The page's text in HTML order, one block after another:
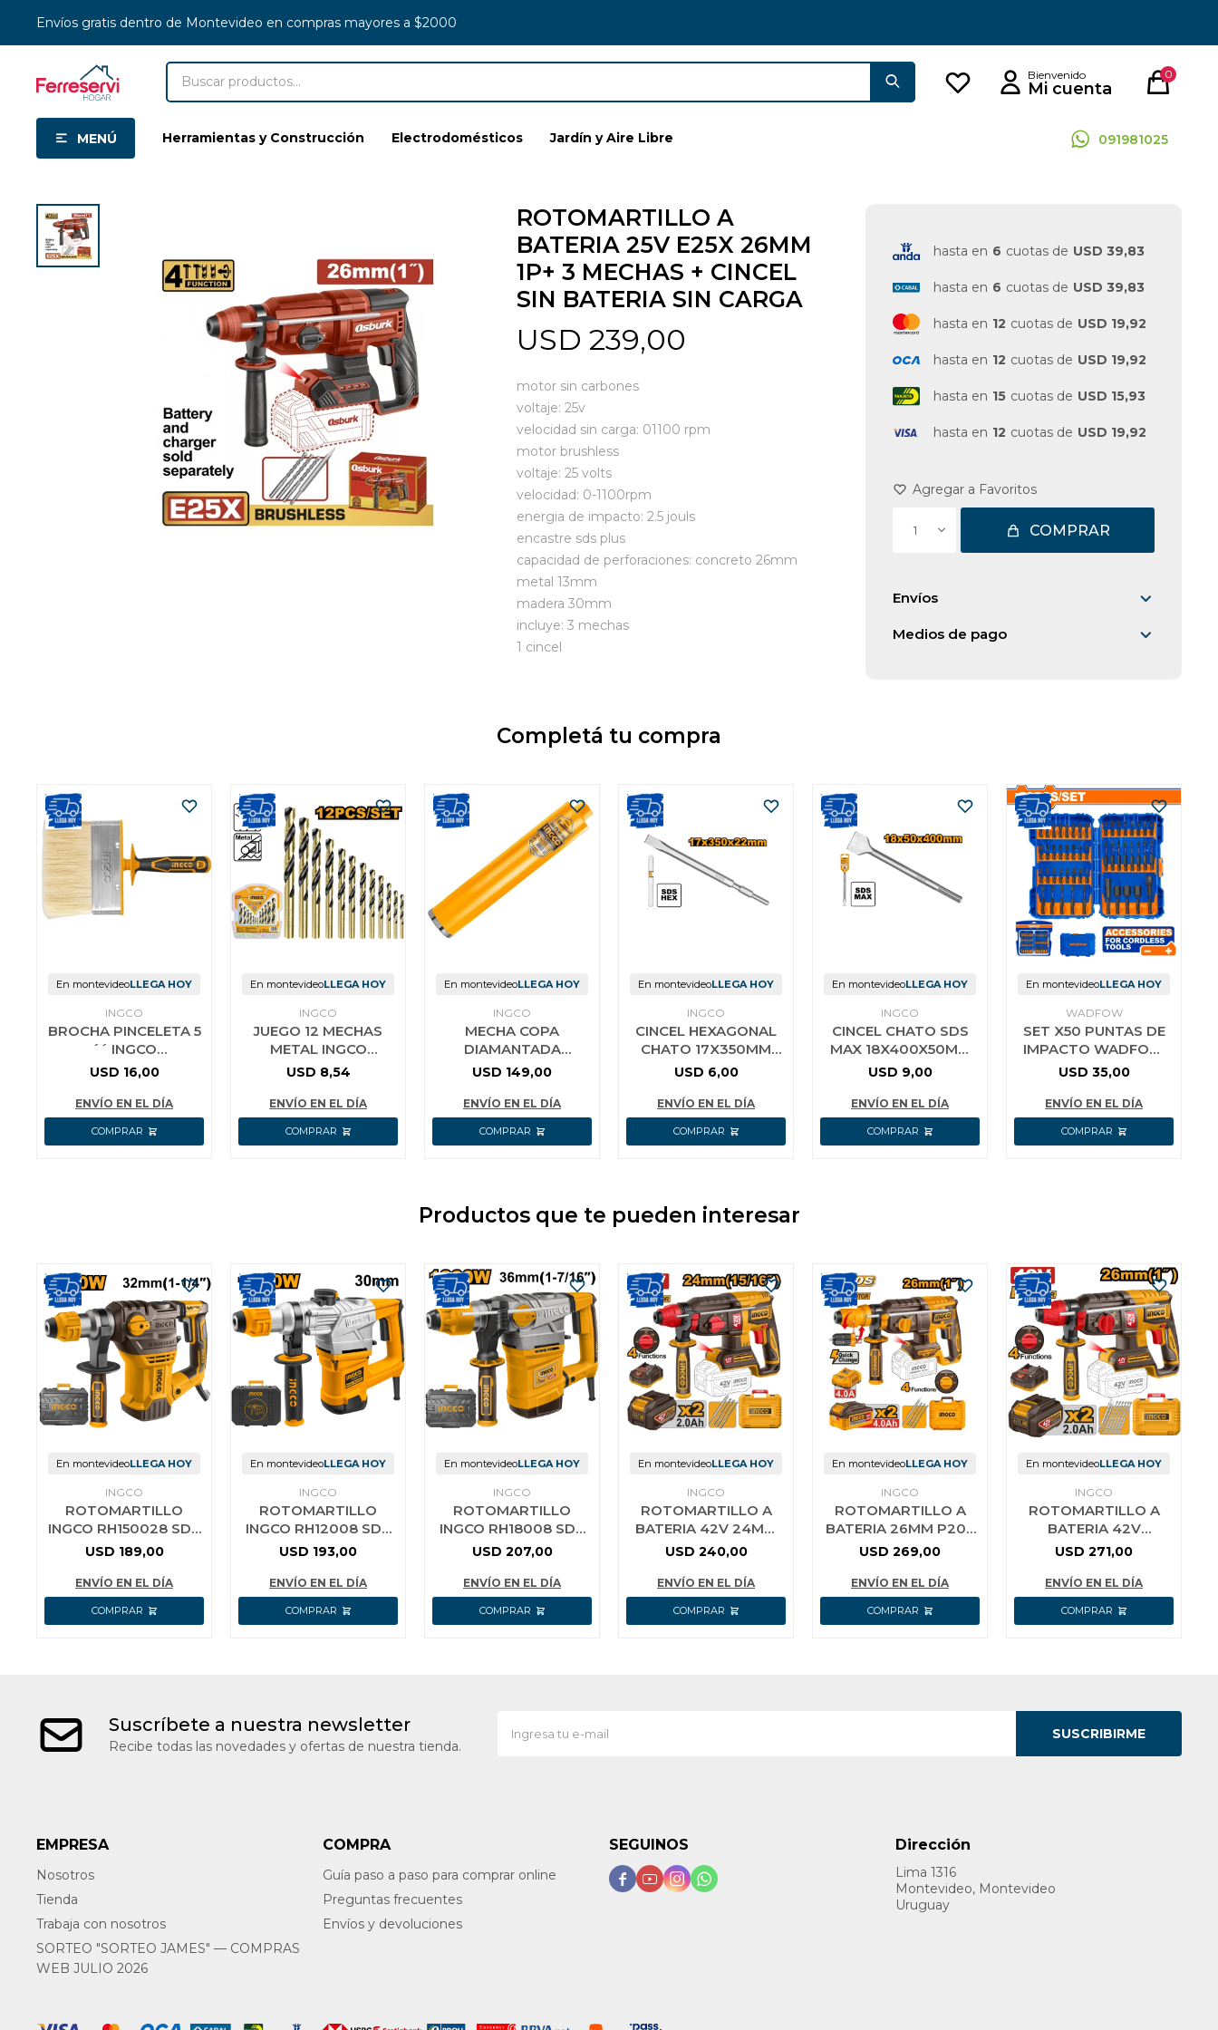
MENÚ Herramientas y Construcción Electrodomésticos Jardín y Aire Libre 091981025
0
Envíos gratis dentro de Montevideo en compras mayores a $2000
ROTOMARTILLO A
BATERIA 25V E25X 26MM
1P+ 3 MECHAS + CINCEL
SIN BATERIA SIN CARGA
USD 239,00
motor sin carbones
voltaje: 25v
velocidad sin carga: 01100 rpm
motor brushless
voltaje: 25 volts
velocidad: 0-1100rpm
energia de impacto: 2.5 jouls
encastre sds plus
capacidad de perforaciones: concreto 26mm
metal 13mm
madera 30mm
incluye: 3 mechas
1 cincel
hasta en 6 cuotas de USD 39,83
hasta en 6 cuotas de USD 39,83
hasta en 12 cuotas de USD 19,92
hasta en 12 cuotas de USD 19,92
hasta en 15 cuotas de USD 15,93
hasta en 12 cuotas de USD 19,92
1 COMPRAR
Envíos
Medios de pago
Completá tu compra
En montevideoLLEGA HOY
INGCO
BROCHA PINCELETA 5
´´ INGCO
HCLB120308
USD 16,00
ENVÍO EN EL DÍA
En montevideoLLEGA HOY
INGCO
JUEGO 12 MECHAS
METAL INGCO
AKDB1125
USD 8,54
ENVÍO EN EL DÍA
En montevideoLLEGA HOY
INGCO
MECHA COPA
DIAMANTADA
SACATESTIGOS
Ø102MMX450MM
INGCO DCB581028
USD 149,00
ENVÍO EN EL DÍA
En montevideoLLEGA HOY
INGCO
CINCEL HEXAGONAL
CHATO 17X350MM
SDS HEX INGCO
USD 6,00
ENVÍO EN EL DÍA
En montevideoLLEGA HOY
INGCO
CINCEL CHATO SDS
MAX 18X400X50MM
INGCO DBC0224002
USD 9,00
ENVÍO EN EL DÍA
En montevideoLLEGA HOY
WADFOW
SET X50 PUNTAS DE
IMPACTO WADFOW
WSV2005
USD 35,00
ENVÍO EN EL DÍA
Productos que te pueden interesar
En montevideoLLEGA HOY
INGCO
ROTOMARTILLO
INGCO RH150028 SDS
PLUS 1500W 850RPM
USD 189,00
ENVÍO EN EL DÍA
En montevideoLLEGA HOY
INGCO
ROTOMARTILLO
INGCO RH12008 SDS
PLUS 1200W 850RPM
USD 193,00
ENVÍO EN EL DÍA
En montevideoLLEGA HOY
INGCO
ROTOMARTILLO
INGCO RH18008 SDS
PLUS 1800W 850RPM
USD 207,00
ENVÍO EN EL DÍA
En montevideoLLEGA HOY
INGCO
ROTOMARTILLO A
BATERIA 42V 24MM
SDS PLUS 2.4J
CINCEL+2 BAT 2.0A
USD 240,00
ENVÍO EN EL DÍA
En montevideoLLEGA HOY
INGCO
ROTOMARTILLO A
BATERIA 26MM P20S
20V 2.5J SDS PLUS + 2
CARGADOR + AC
USD 269,00
ENVÍO EN EL DÍA
En montevideoLLEGA HOY
INGCO
ROTOMARTILLO A
BATERIA 42V
BRUSHLESS SDS PLUS
CINCEL + 2 BAT
USD 271,00
ENVÍO EN EL DÍA
Suscríbete a nuestra newsletter
Recibe todas las novedades y ofertas de nuestra tienda.
SUSCRIBIRME
EMPRESA
Nosotros
Tienda
Trabaja con nosotros
SORTEO "SORTEO JAMES" — COMPRAS
WEB JULIO 2026
COMPRA
Guía paso a paso para comprar online
Preguntas frecuentes
Envíos y devoluciones
Dirección
Lima 1316
Montevideo, Montevideo
Uruguay
SEGUINOS
   